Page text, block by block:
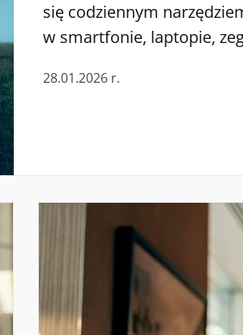
się codziennym
w smartfonie, laptopie,
kilka lat temu wymagały
28.01.2026 r.